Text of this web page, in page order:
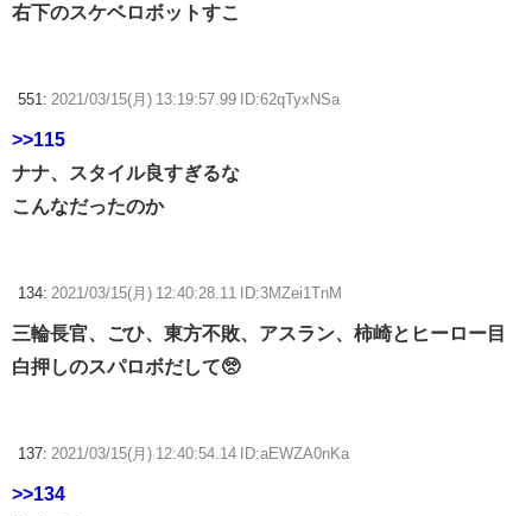
右下のスケベロボットすこ
551: 2021/03/15(月) 13:19:57.99 ID:62qTyxNSa
>>115
ナナ、スタイル良すぎるな
こんなだったのか
134: 2021/03/15(月) 12:40:28.11 ID:3MZei1TnM
三輪長官、ごひ、東方不敗、アスラン、柿崎とヒーロー目
白押しのスパロボだして🥺
137: 2021/03/15(月) 12:40:54.14 ID:aEWZA0nKa
>>134